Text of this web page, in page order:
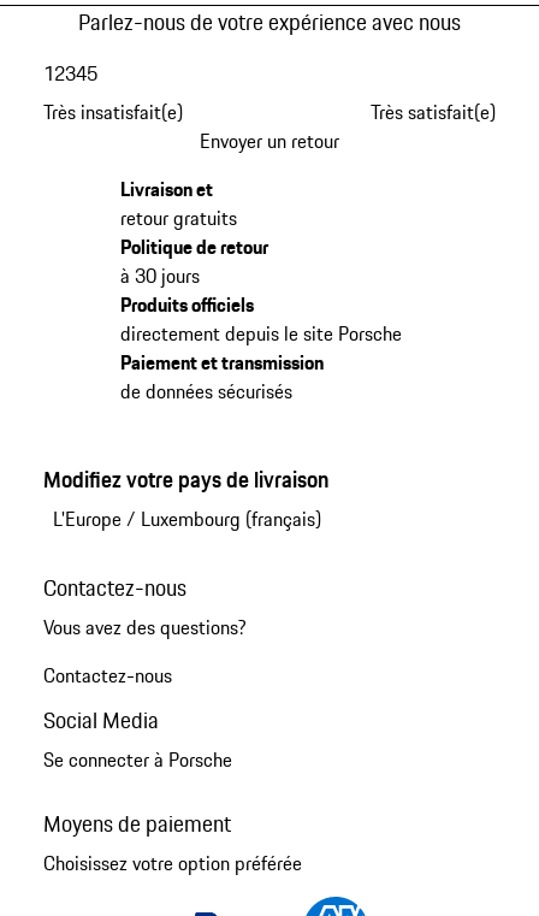
Parlez-nous de votre expérience avec nous
Très insatisfait(e)
12345
Très satisfait(e)
Envoyer un retour
Livraison et
retour gratuits
Politique de retour
à 30 jours
Produits officiels
directement depuis le site Porsche
Paiement et transmission
de données sécurisés
Modifiez votre pays de livraison
L'Europe/ Luxembourg (français)
Contactez-nous
Vous avez des questions?
Contactez-nous
Social Media
Se connecter à Porsche
Moyens de paiement
Choisissez votre option préférée